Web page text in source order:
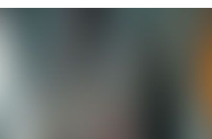
体验中心